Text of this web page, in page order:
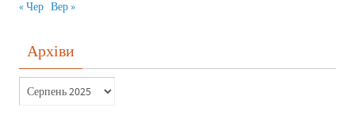
« Чер Вер »
Архіви